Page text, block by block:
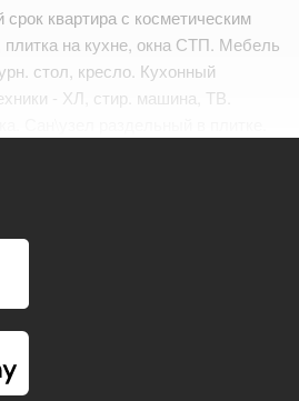
квартира с косметическим
на кухне, окна СТП. Мебель
стол, кресло. Кухонный
- ХЛ, стир. машина, ТВ.